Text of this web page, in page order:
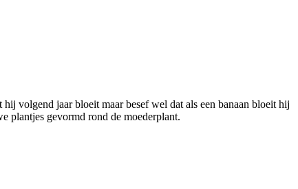
volgend jaar bloeit maar besef wel dat als een banaan bloeit hij
plantjes gevormd rond de moederplant.